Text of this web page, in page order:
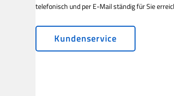
telefonisch und per E-Mail ständig für Sie
Kundenservice